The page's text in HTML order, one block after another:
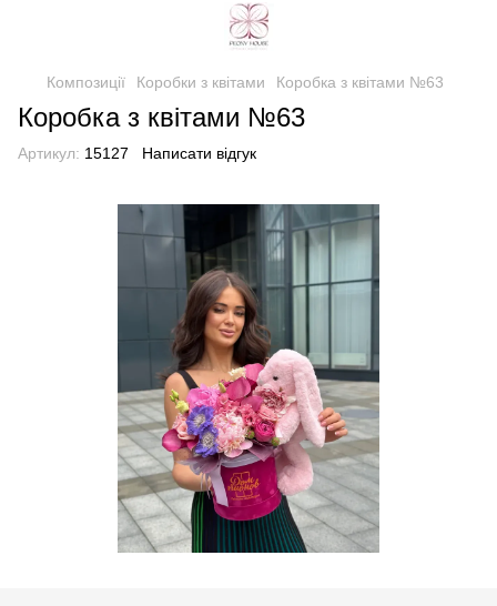
Композиції Коробки з квітами Коробка з квітами №63
Коробка з квітами №63
Артикул: 15127 Написати відгук